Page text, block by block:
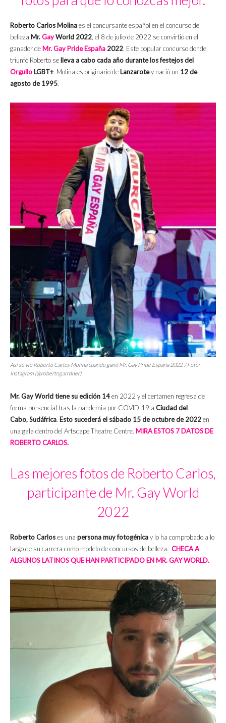
Roberto Carlos Molinaes el concursante español en el concurso de
belleza Mr.GayWorld 2022, el 8 de julio de 2022 se convirtió en el
ganador de Mr. Gay Pride España 2022. Este popular concurso donde
triunfó Roberto se lleva a cabo cada año durante los festejos del
Orgullo LGBT+. Molina es originario de Lanzarotey nació un 12 de
agosto de 1995.
Así se vio Roberto Carlos Molina cuando ganó Mr. Gay Pride España 2022. / Foto:
Instagram (@robertogarrdner)
Mr. Gay World tiene su edición 14en 2022 y el certamen regresa de
forma presencial tras la pandemia por COVID-19 a Ciudad del
Cabo,Sudáfrica. Esto sucederá el sábado 15 de octubre de 2022en
una gala dentro del Artscape Theatre Centre. MIRA ESTOS 7 DATOS DE
ROBERTO CARLOS.
Las mejores fotos de Roberto Carlos,
participante de Mr. Gay World
2022
Roberto Carloses una persona muy fotogénicay lo ha comprobado a lo
largo de su carrera como modelo de concursos de belleza. CHECA A
ALGUNOS LATINOS QUE HAN PARTICIPADO EN MR. GAY WORLD.